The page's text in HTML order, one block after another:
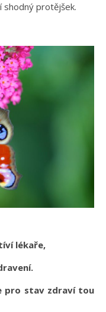
shodný protějšek.
lékaře,
pro stav zdraví tou